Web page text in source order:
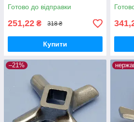
Готово до відправки
251,22 ₴ 318 ₴
Купити
–21%